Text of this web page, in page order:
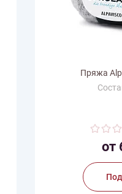
Пряжа
от